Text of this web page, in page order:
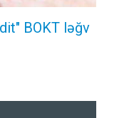
BOKT ləğv